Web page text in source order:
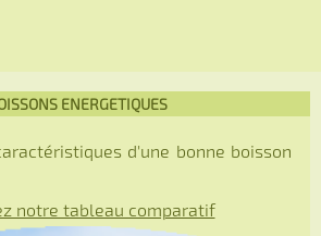
ENERGETIQUES
d'une bonne boisson
notre tableau comparatif